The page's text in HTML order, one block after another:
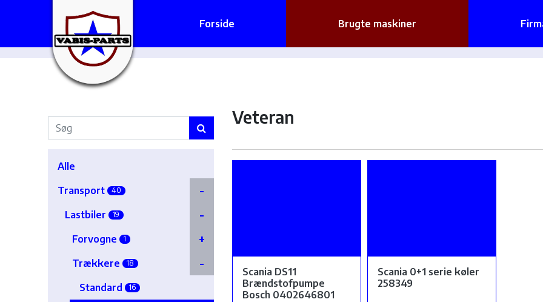
Forside Brugte maskiner
Alle
Transport
40
Lastbiler 19
Forvogne 1
Trækkere 18
Standard 16
Veteran
Scania DS11
Brændstofpumpe
Bosch 0402646801
Scania 0+1 serie køler
258349